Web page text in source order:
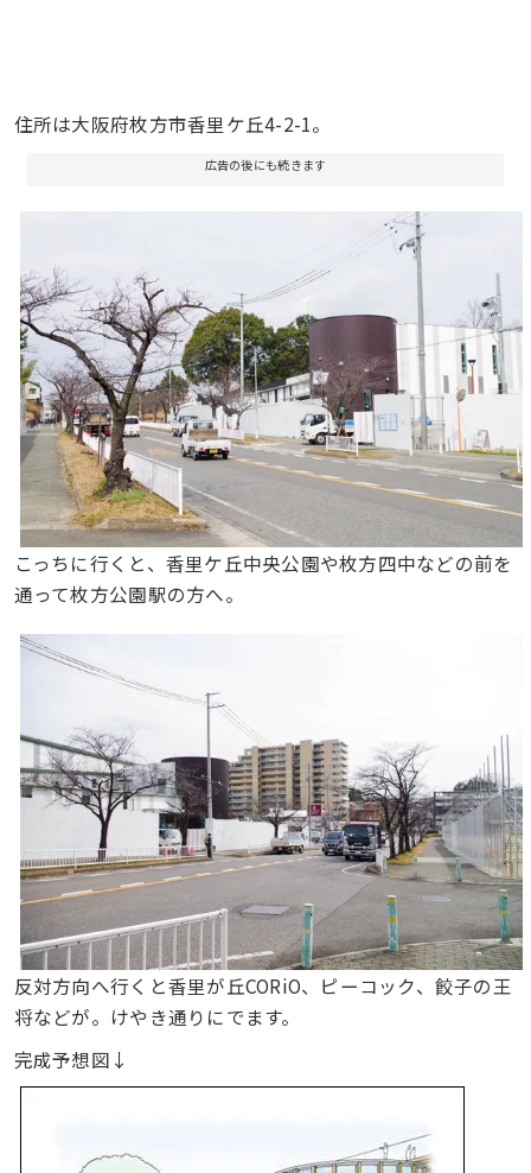
住所は大阪府枚方市香里ケ丘4-2-1。
広告の後にも続きます
こっちに行くと、香里ケ丘中央公園や枚方四中などの前を
通って枚方公園駅の方へ。
反対方向へ行くと香里が丘CORiO、ピーコック、餃子の王
将などが。けやき通りにでます。
完成予想図↓